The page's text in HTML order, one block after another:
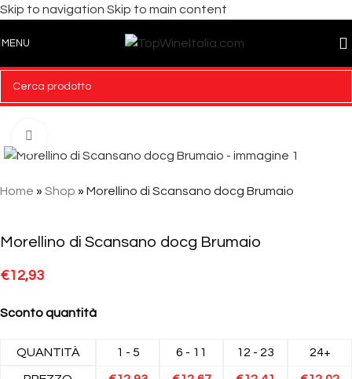
Skip to navigation Skip to main content
MENU
Home » Shop » Morellino di Scansano docg Brumaio
Morellino di Scansano docg Brumaio
€12,93
Sconto quantità
QUANTITÀ 1 - 5 6 - 11 12 - 23 24+